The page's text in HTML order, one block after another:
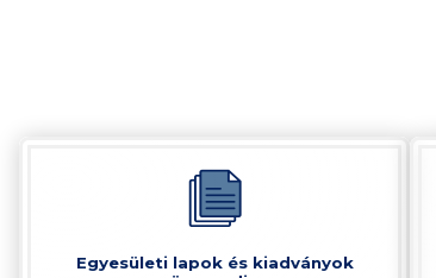
Egyesületi lapok és kiadványok